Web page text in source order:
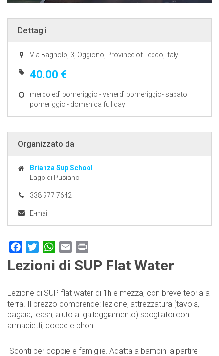
Dettagli
Via Bagnolo, 3, Oggiono, Province of Lecco, Italy
40.00 €
mercoledì pomeriggio - venerdì pomeriggio- sabato
pomeriggio - domenica full day
Organizzato da
Brianza Sup School
Lago di Pusiano
338 977 7642
E-mail
FacebookTwitterWhatsApp
Email
Lezioni di SUP Flat Water
Lezione di SUP flat water di 1h e mezza, con breve teoria a
terra. Il prezzo comprende: lezione, attrezzatura (tavola,
pagaia, leash, aiuto al galleggiamento) spogliatoi con
armadietti, docce e phon.
Sconti per coppie e famiglie. Adatta a bambini a partire